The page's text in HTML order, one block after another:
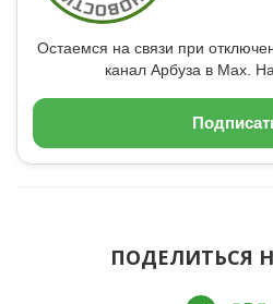
Остаемся на связи при
канал Арбуза в Max.
ПОДЕЛИТЬСЯ